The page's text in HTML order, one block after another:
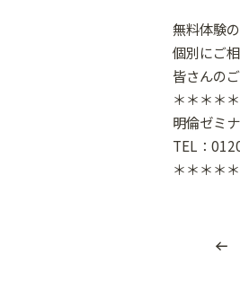
無料体験
個別にご
皆さんの
＊＊＊＊
明倫ゼミ
TEL：
＊＊＊＊